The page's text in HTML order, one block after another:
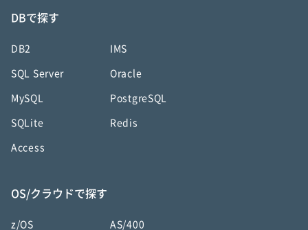
DBで探す
DB2 IMS
SQL Server Oracle
MySQL PostgreSQL
SQLite Redis
Access
OS/クラウドで探す
z/OS AS/400